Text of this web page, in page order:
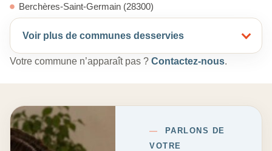
Berchères-Saint-Germain (28300)
Voir plus de communes desservies
Votre commune n’apparaît pas ? Contactez-nous.
—
PARLONS DE
VOTRE